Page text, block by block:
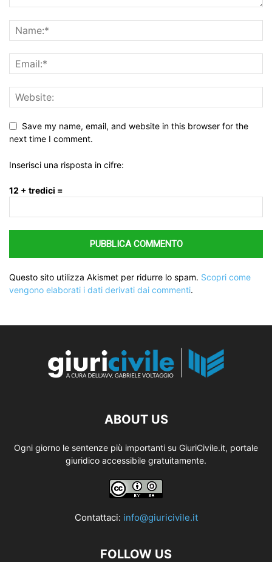
Save my name, email, and website in this browser for the
next time I comment.
Inserisci una risposta in cifre:
12 + tredici =
Questo sito utilizza Akismet per ridurre lo spam. Scopri come
vengono elaborati i dati derivati dai commenti.
ABOUT US
Ogni giorno le sentenze più importanti su GiuriCivile.it, portale
giuridico accessibile gratuitamente.
Contattaci: info@giuricivile.it
FOLLOW US